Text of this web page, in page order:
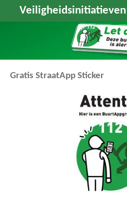
direct
hoofdinhoud
Gratis StraatApp Sticker